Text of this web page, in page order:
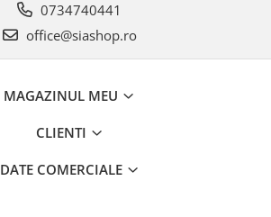
0734740441
office@siashop.ro
MAGAZINUL MEU
CLIENTI
DATE COMERCIALE